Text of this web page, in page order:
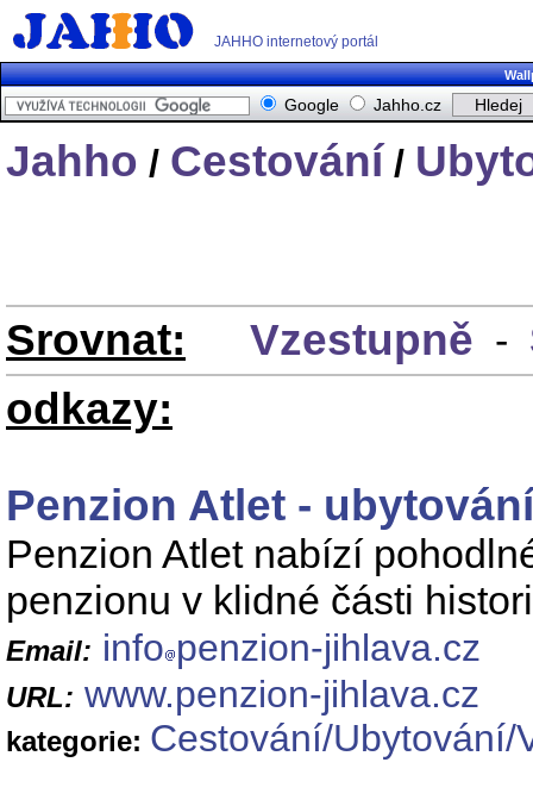
JAHHO internetový portál
Google Jahho.cz
Jahho / Cestování /
Srovnat: Vzestupně -
odkazy:
Penzion Atlet -
Penzion Atlet nabízí
penzionu v klidné části
Email: info penzion-jihlava.cz
URL: www.penzion-jihlava.cz
kategorie: Cestování/Ubytování/